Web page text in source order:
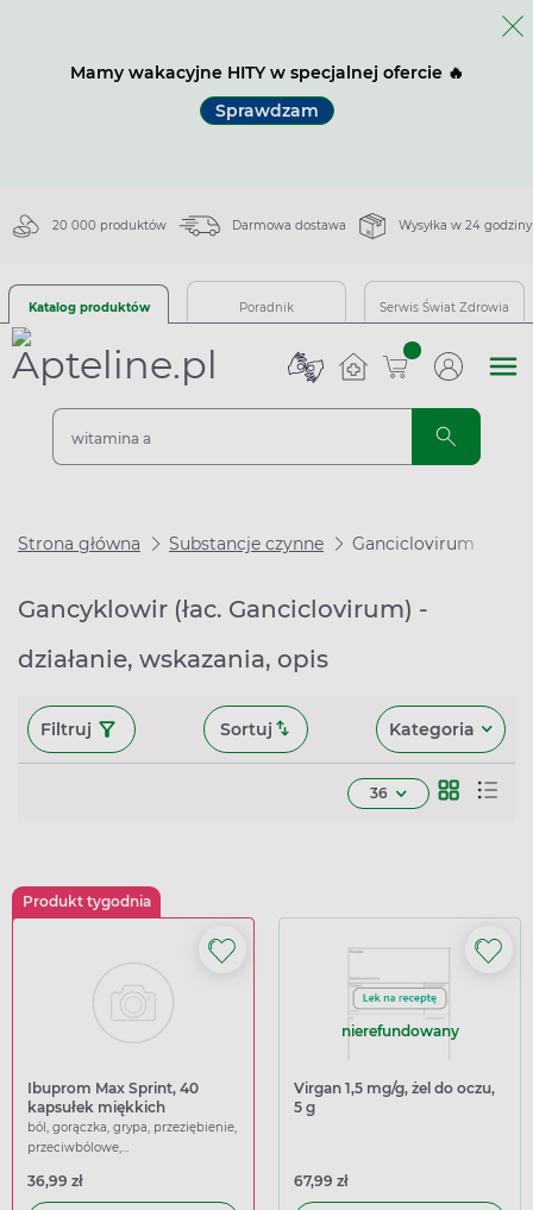
Mamy wakacyjne HITY w specjalnej ofercie 🔥
Sprawdzam
20 000 produktów Darmowa dostawa Wysyłka w 24 godziny
Katalog produktów Poradnik Serwis Świat Zdrowia
sztuk
Strona główna Substancje czynne Ganciclovirum
Gancyklowir (łac. Ganciclovirum) -
działanie, wskazania, opis
Filtruj Sortuj Kategoria
36
Produkt tygodnia
Ibuprom Max Sprint, 40
kapsułek miękkich
ból, gorączka, grypa, przeziębienie,
przeciwbólowe,
36,99 zł
nierefundowany
Virgan 1,5 mg/g, żel do oczu,
5 g
67,99 zł